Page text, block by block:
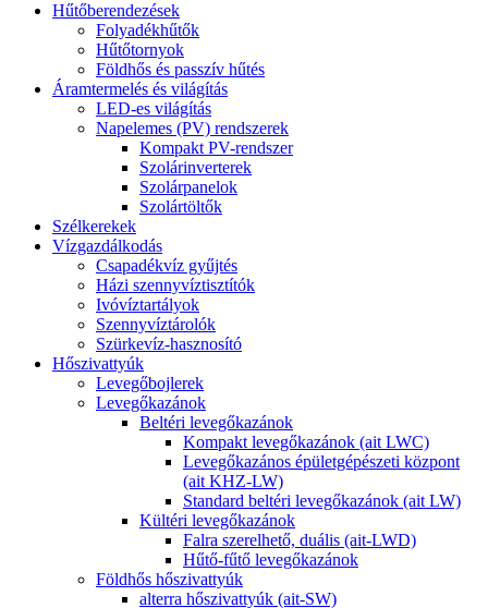
Hűtőberendezések
Folyadékhűtők
Hűtőtornyok
Földhős és passzív hűtés
Áramtermelés és világítás
LED-es világítás
Napelemes (PV) rendszerek
Kompakt PV-rendszer
Szolárinverterek
Szolárpanelok
Szolártöltők
Szélkerekek
Vízgazdálkodás
Csapadékvíz gyűjtés
Házi szennyvíztisztítók
Ivóvíztartályok
Szennyvíztárolók
Szürkevíz-hasznosító
Hőszivattyúk
Levegőbojlerek
Levegőkazánok
Beltéri levegőkazánok
Kompakt levegőkazánok (ait LWC)
Levegőkazános épületgépészeti központ
(ait KHZ-LW)
Standard beltéri levegőkazánok (ait LW)
Kültéri levegőkazánok
Falra szerelhető, duális (ait-LWD)
Hűtő-fűtő levegőkazánok
Földhős hőszivattyúk
alterra hőszivattyúk (ait-SW)